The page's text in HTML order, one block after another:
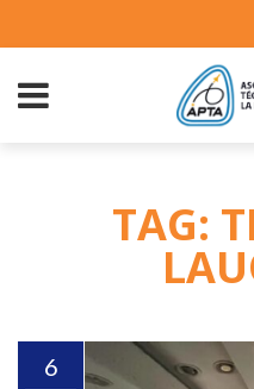
TAG:
6